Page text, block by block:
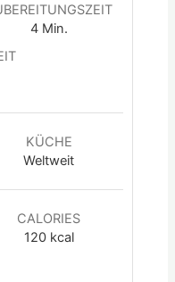
4 Min.
KÜCHE
Weltweit
CALORIES
120 kcal